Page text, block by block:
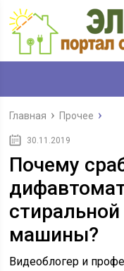
Главная Прочее
30.11.2019
Почему
машины?
Видеоблогер и